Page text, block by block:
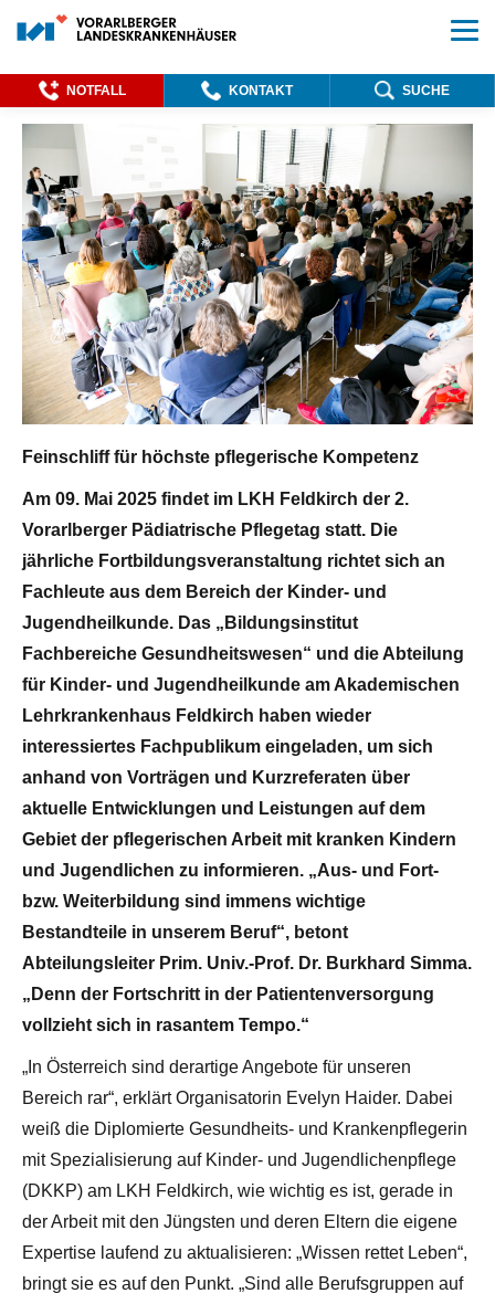
NOTFALL KONTAKT SUCHE
Feinschliff für höchste pflegerische Kompetenz
Am 09. Mai 2025 findet im LKH Feldkirch der 2.
Vorarlberger Pädiatrische Pflegetag statt. Die
jährliche Fortbildungsveranstaltung richtet sich an
Fachleute aus dem Bereich der Kinder- und
Jugendheilkunde. Das „Bildungsinstitut
Fachbereiche Gesundheitswesen“ und die Abteilung
für Kinder- und Jugendheilkunde am Akademischen
Lehrkrankenhaus Feldkirch haben wieder
interessiertes Fachpublikum eingeladen, um sich
anhand von Vorträgen und Kurzreferaten über
aktuelle Entwicklungen und Leistungen auf dem
Gebiet der pflegerischen Arbeit mit kranken Kindern
und Jugendlichen zu informieren. „Aus- und Fort-
bzw. Weiterbildung sind immens wichtige
Bestandteile in unserem Beruf“, betont
Abteilungsleiter Prim. Univ.-Prof. Dr. Burkhard Simma.
„Denn der Fortschritt in der Patientenversorgung
vollzieht sich in rasantem Tempo.“
„In Österreich sind derartige Angebote für unseren
Bereich rar“, erklärt Organisatorin Evelyn Haider. Dabei
weiß die Diplomierte Gesundheits- und Krankenpflegerin
mit Spezialisierung auf Kinder- und Jugendlichenpflege
(DKKP) am LKH Feldkirch, wie wichtig es ist, gerade in
der Arbeit mit den Jüngsten und deren Eltern die eigene
Expertise laufend zu aktualisieren: „Wissen rettet Leben“,
bringt sie es auf den Punkt. „Sind alle Berufsgruppen auf